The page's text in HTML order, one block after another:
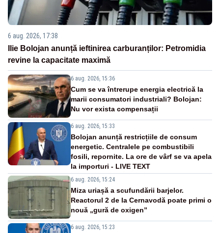
6 aug. 2026, 17:38
Ilie Bolojan anunță ieftinirea carburanților: Petromidia
revine la capacitate maximă
6 aug. 2026, 15:36
Cum se va întrerupe energia electrică la
marii consumatori industriali? Bolojan:
Nu vor exista compensații
6 aug. 2026, 15:33
Bolojan anunță restricțiile de consum
energetic. Centralele pe combustibili
fosili, repornite. La ore de vârf se va apela
la importuri - LIVE TEXT
6 aug. 2026, 15:24
Miza uriașă a scufundării barjelor.
Reactorul 2 de la Cernavodă poate primi o
nouă „gură de oxigen”
6 aug. 2026, 15:23